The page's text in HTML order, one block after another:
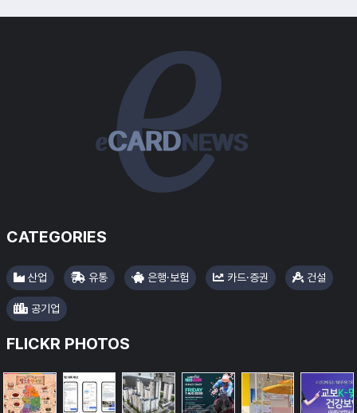
#한화리조트
CATEGORIES
산업 유통 은행·보험 카드·증권 건설
공기업
FLICKR PHOTOS